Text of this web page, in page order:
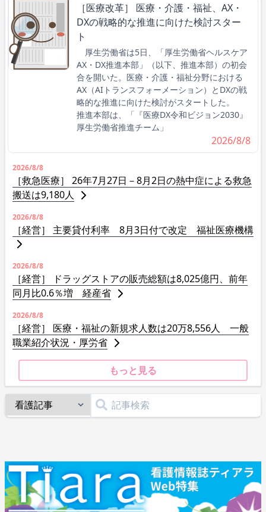
［医療改革］ 医療・介護・福祉、AX・
DXの戦略的な推進に向けた検討スター
ト
厚生労働省は5日、「厚生労働省ヘルスケア
AX・DX推進本部」（以下、推進本部）の初会
合を開いた。医療・介護・福祉分野における
AX（AIトランスフォーメーション）とDXの戦
略的な推進に向けた検討がスタートした。
推進本部は、「『医療DX令和ビジョン2030』
厚生労働省推進チーム」
2026/8/8
2026/8/8
［救急医療］ 26年7月27日－8月2日の熱中症による救急
搬送は9,180人
2026/8/8
［経営］ 主要貸付利率 8月3日付で改定 福祉医療機構
2026/8/8
［経営］ ドラッグストアの販売総額は8,025億円、前年
同月比0.6％増 経産省
2026/8/8
［経営］ 医療・福祉の新規求人数は20万8,556人 一般
職業紹介状況・厚労省
もっと見る